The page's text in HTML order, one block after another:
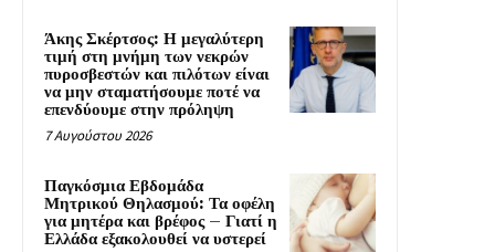
Άκης Σκέρτσος: Η μεγαλύτερη
τιμή στη μνήμη των νεκρών
πυροσβεστών και πιλότων είναι
να μην σταματήσουμε ποτέ να
επενδύουμε στην πρόληψη
7 Αυγούστου 2026
Παγκόσμια Εβδομάδα
Μητρικού Θηλασμού: Τα οφέλη
για μητέρα και βρέφος – Γιατί η
Ελλάδα εξακολουθεί να υστερεί